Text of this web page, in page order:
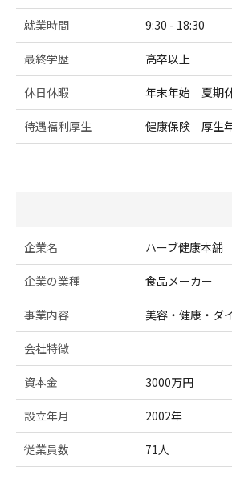
就業時間 9:30 - 18:30
最終学歴 高卒以上
休日休暇 年末年始 夏期
待遇福利厚生 健康保険 厚生
企業名 ハーブ健康本舗
企業の業種 食品メーカー
事業内容 美容・健康・ダ
会社特徴
資本金 3000万円
設立年月 2002年
従業員数 71人